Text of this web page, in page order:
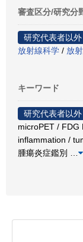
審査区分/研究分
研究代表者以外
放射線科学 / 放
キーワード
研究代表者以外
microPET / FDG
inflammation /
腫瘍炎症鑑別